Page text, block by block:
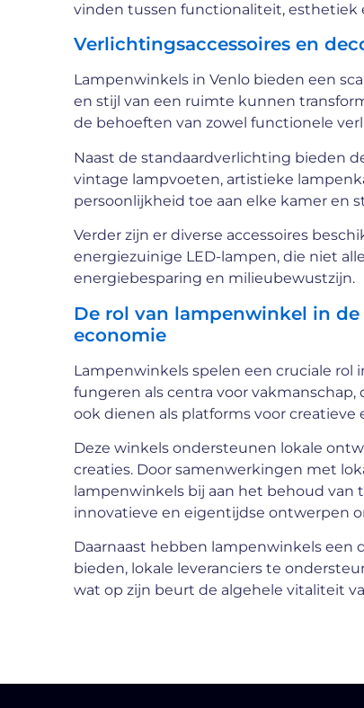
vinden tussen functionaliteit, esthetiek
Verlichtingsaccessoires en
Lampenwinkels in Venlo bieden een
en stijl van een ruimte kunnen
de behoeften van zowel functionele
Naast de standaardverlichting bieden
vintage lampvoeten, artistieke
persoonlijkheid toe aan elke kamer en
Verder zijn er diverse accessoires
energiezuinige LED-lampen, die niet
energiebesparing en milieubewustzijn.
De rol van lampenwinkel in
economie
Lampenwinkels spelen een cruciale rol
fungeren als centra voor
ook dienen als platforms voor creatieve
Deze winkels ondersteunen lokale
creaties. Door samenwerkingen met
lampenwinkels bij aan het behoud
innovatieve en eigentijdse ontwerpen
Daarnaast hebben lampenwinkels
bieden, lokale leveranciers te
wat op zijn beurt de algehele vitaliteit